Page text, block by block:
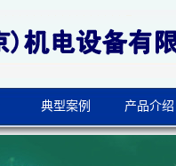
典型案例 产品介绍